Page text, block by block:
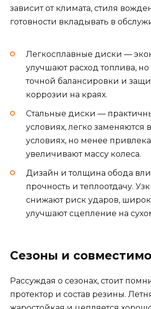
зависит от климата, стиля
готовности вкладывать в
Легкосплавные диски —
улучшают расход топлива, но
точной балансировки и
коррозии на краях.
Стальные диски —
условиях, легко заменяются
условиях, но менее
увеличивают массу колеса.
Дизайн и толщина обода
прочность и теплоотдачу.
снижают риск ударов,
улучшают сцепление на
Сезоны и
Рассуждая о сезонах, стоит
протектор и состав резины.